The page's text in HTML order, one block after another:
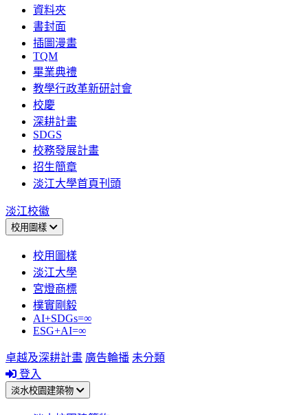
資料夾
書封面
插圖漫畫
TQM
畢業典禮
教學行政革新研討會
校慶
深耕計畫
SDGS
校務發展計畫
招生簡章
淡江大學首頁刊頭
淡江校徽
校用圖樣
校用圖樣
淡江大學
宮燈商標
樸實剛毅
AI+SDGs=∞
ESG+AI=∞
卓越及深耕計畫 廣告輪播 未分類
登入
淡水校園建築物